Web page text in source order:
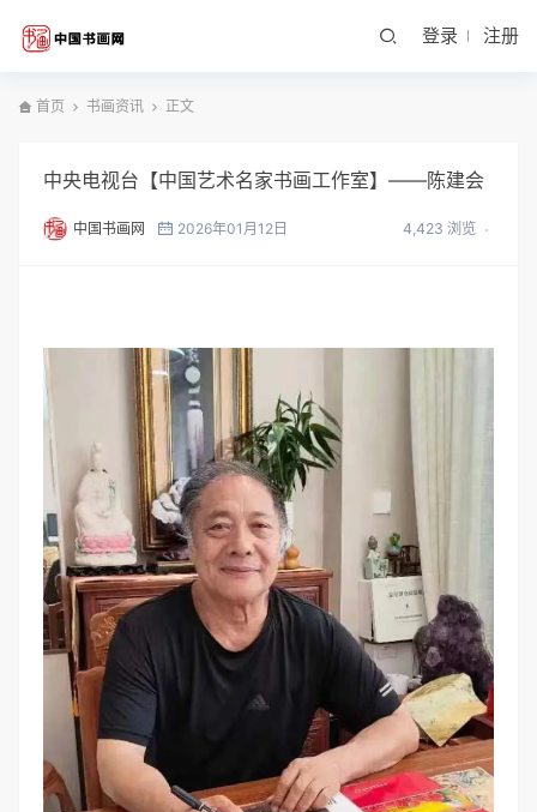
登录 注册
首页 书画资讯 正文
中央电视台【中国艺术名家书画工作室】——陈建会
中国书画网 2026年01月12日 4,423 浏览